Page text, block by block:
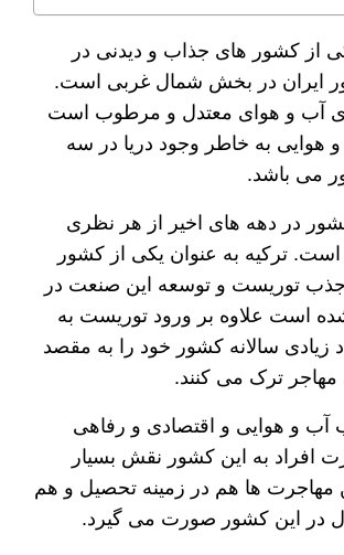
از کشور های جذاب و دیدنی در
ایران در بخش شمال غربی است.
آب و هوای معتدل و مرطوب است
و هوایی به خاطر وجود دریا در سه
می باشد.
در دهه های اخیر از هر نظری
ترکیه به عنوان یکی از کشور
توریست و توسعه این صنعت در
است علاوه بر ورود توریست به
زیادی سالانه کشور خود را به مقصد
مهاجر ترک می کنند.
و هوایی و اقتصادی و رفاهی
افراد به این کشور نقش بسیار
مهاجرت ها هم در زمینه تحصیل و هم
در این کشور صورت می گیرد.